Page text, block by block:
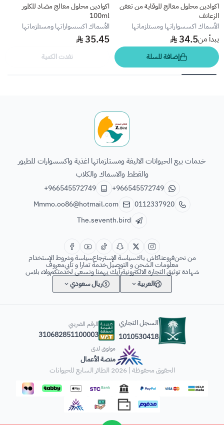
اكوادين محلول معالج للوقاية من تعفن
الزعانف
الأسماك اكسسواراتها ومستلزماتها
يبدأ من34.5
إضافة للسلة
اكوادين محلول معالج مضاد للكلور
100ml
الأسماك اكسسواراتها ومستلزماتها
35.45
نفدت الكمية
خدمات بيع الحيوانات الاليفة ومستلزماتها اغذية واكسسوارات للطيور
والقطط والاسماك والكلاب
+966545572749
+966545572749
0112337920
Mmmo.oo86@hotmail.com
The.seventh.bird
من نحنفروعناكاش باكسياسة الإسترجاعسياسة وشروط الإستخدام
معلومات الشحن و التوصيلخدمة تمارا و تابيمعروف
شهادة توثيق التجارة الالكترونيةرأيك يهمنا ونسعى لخدمتكمولاء بلاس
العربية
ريال سعودي
السجل التجاري
1010530418
الرقم الضريبي
310682851100003
موثوق لدى
منصة الأعمال
الحقوق محفوظة | 2026
الطائر السابع للحيوانات